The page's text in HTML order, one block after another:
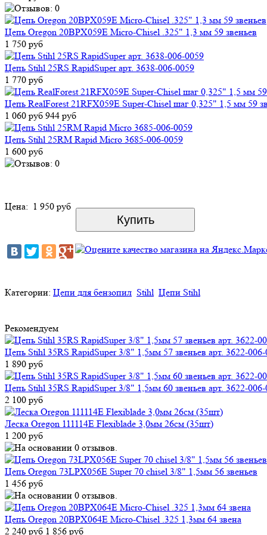
Цепь Oregon 20BPX059E Micro-Chisel .325" 1,3 мм 59 звеньев
1 750 руб
Цепь Stihl 25RS RapidSuper арт. 3638-006-0059
1 770 руб
Цепь RealForest 21RFX059E Super-Chisel шаг 0,325" 1,5 мм 59
1 060 руб 944 руб
Цепь Stihl 25RM Rapid Micro 3685-006-0059
1 600 руб
Цена: 1 950 руб
Категории: Цепи для бензопил Stihl Цепи Stihl
Рекомендуем
Цепь Stihl 35RS RapidSuper 3/8" 1,5мм 57 звеньев арт. 3622-
1 890 руб
Цепь Stihl 35RS RapidSuper 3/8" 1,5мм 60 звеньев арт. 3622-
2 100 руб
Леска Oregon 111114E Flexiblade 3,0мм 26cм (35шт)
1 200 руб
Цепь Oregon 73LPX056E Super 70 chisel 3/8" 1,5мм 56 звеньев
1 456 руб
Цепь Oregon 20BPX064E Micro-Chisel .325 1,3мм 64 звена
2 240 руб 1 856 руб